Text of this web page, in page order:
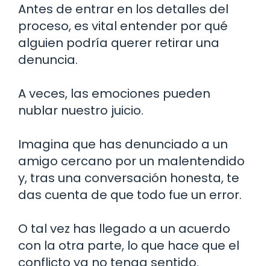
Antes de entrar en los detalles del
proceso, es vital entender por qué
alguien podría querer retirar una
denuncia.
A veces, las emociones pueden
nublar nuestro juicio.
Imagina que has denunciado a un
amigo cercano por un malentendido
y, tras una conversación honesta, te
das cuenta de que todo fue un error.
O tal vez has llegado a un acuerdo
con la otra parte, lo que hace que el
conflicto ya no tenga sentido.